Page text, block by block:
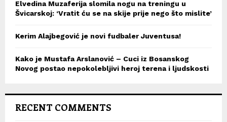
Elvedina Muzaferija slomila nogu na treningu u
Švicarskoj: ‘Vratit ću se na skije prije nego što mislite’
Kerim Alajbegović je novi fudbaler Juventusa!
Kako je Mustafa Arslanović – Cuci iz Bosanskog
Novog postao nepokolebljivi heroj terena i ljudskosti
RECENT COMMENTS